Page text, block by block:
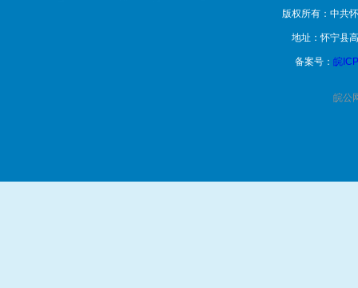
版权所有：中共
地址：怀宁县
备案号： 皖
皖公